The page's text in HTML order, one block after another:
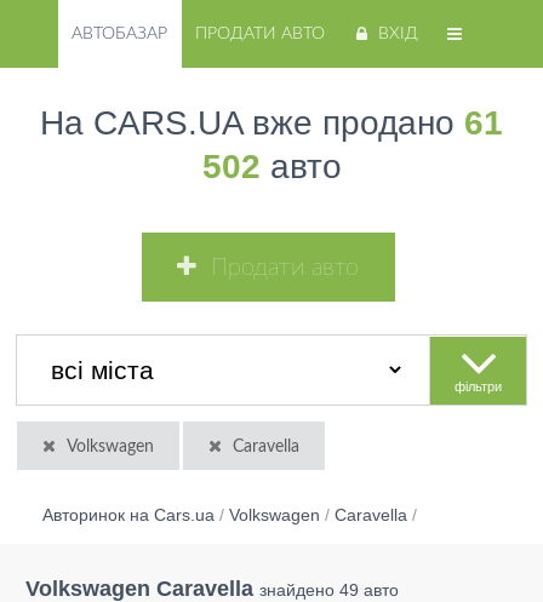
АВТОБАЗАР ПРОДАТИ АВТО ВХІД
На CARS.UA вже продано 61
502 авто
Продати авто
фільтри
Volkswagen Caravella
Авторинок на Cars.ua / Volkswagen / Caravella /
Volkswagen Caravella знайдено 49 авто